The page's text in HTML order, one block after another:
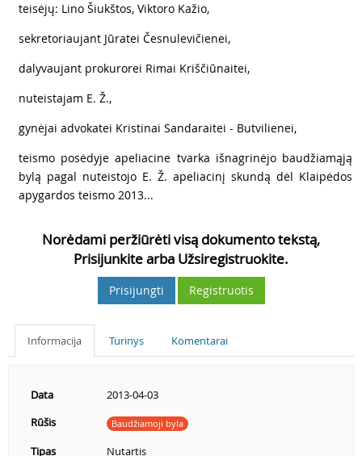
teisėjų: Lino Šiukštos, Viktoro Kažio,
sekretoriaujant Jūratei Česnulevičienei,
dalyvaujant prokurorei Rimai Kriščiūnaitei,
nuteistajam E. Ž.,
gynėjai advokatei Kristinai Sandaraitei - Butvilienei,
teismo posėdyje apeliacine tvarka išnagrinėjo baudžiamąją
bylą pagal nuteistojo E. Ž. apeliacinį skundą dėl Klaipėdos
apygardos teismo 2013...
Norėdami peržiūrėti visą dokumento tekstą,
Prisijunkite arba Užsiregistruokite.
Prisijungti Registruotis
Informacija Turinys Komentarai
Data
2013-04-03
Rūšis
Baudžiamoji byla
Tipas Nutartis